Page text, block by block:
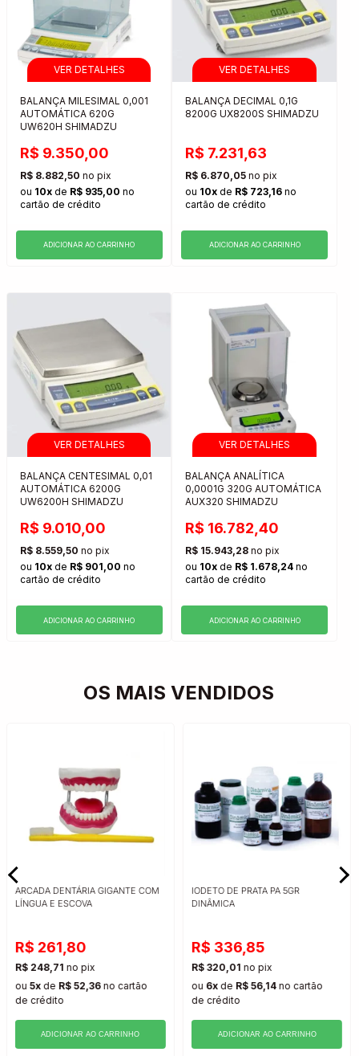
BALANÇA MILESIMAL 0,001
AUTOMÁTICA 620G
UW620H SHIMADZU
R$ 9.350,00
R$ 8.882,50 no pix
ou 10x de R$ 935,00 no
cartão de crédito
ADICIONAR AO CARRINHO
BALANÇA DECIMAL 0,1G
8200G UX8200S SHIMADZU
R$ 7.231,63
R$ 6.870,05 no pix
ou 10x de R$ 723,16 no
cartão de crédito
ADICIONAR AO CARRINHO
BALANÇA CENTESIMAL 0,01
AUTOMÁTICA 6200G
UW6200H SHIMADZU
R$ 9.010,00
R$ 8.559,50 no pix
ou 10x de R$ 901,00 no
cartão de crédito
ADICIONAR AO CARRINHO
BALANÇA ANALÍTICA
0,0001G 320G AUTOMÁTICA
AUX320 SHIMADZU
R$ 16.782,40
R$ 15.943,28 no pix
ou 10x de R$ 1.678,24 no
cartão de crédito
ADICIONAR AO CARRINHO
OS MAIS VENDIDOS
ARCADA DENTÁRIA GIGANTE COM
LÍNGUA E ESCOVA
R$ 261,80
R$ 248,71 no pix
ou 5xde R$ 52,36no cartão
de crédito
ADICIONAR AO CARRINHO
IODETO DE PRATA PA 5GR
DINÂMICA
R$ 336,85
R$ 320,01 no pix
ou 6x de R$ 56,14 no cartão
de crédito
ADICIONAR AO CARRINHO